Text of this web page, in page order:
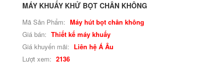
MÁY KHUẤY KHỬ BỌT CHÂN KHÔNG
Mã Sản Phẩm: Máy hút bọt chân không
Giá bán: Thiết kế máy khuấy
Giá khuyến mãi: Liên hệ Á Âu
Lượt xem: 2136